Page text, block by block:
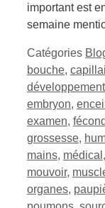
important est
semaine
Catégories
bouche,
développement
embryon,
examen,
grossesse,
mains, médical ,
mouvoir,
organes,